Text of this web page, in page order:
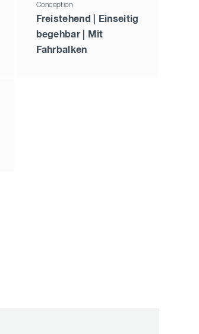
Conception
Freistehend | Einseitig
begehbar | Mit
Fahrbalken